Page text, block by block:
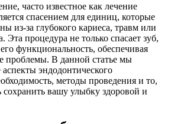
часто известное как лечение
спасением для единиц, которые
из-за глубокого кариеса, травм или
Эта процедура не только спасает зуб,
функциональность, обеспечивая
проблемы. В данной статье мы
эндодонтического
методы проведения и то,
вашу улыбку здоровой и